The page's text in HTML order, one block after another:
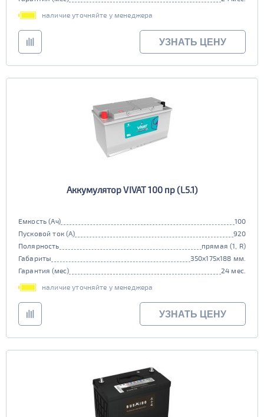
наличие уточняйте у менеджера
УЗНАТЬ ЦЕНУ
Аккумулятор VIVAT 100 пр (L5.1)
Емкость (Ач)
100
Пусковой ток (А)
920
Полярность
прямая (1, R)
Габариты
350x175x188 мм.
Гарантия (мес)
24 мес.
наличие уточняйте у менеджера
УЗНАТЬ ЦЕНУ